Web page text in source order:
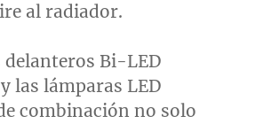
al radiador.
delanteros Bi-LED
las lámparas LED
combinación no solo